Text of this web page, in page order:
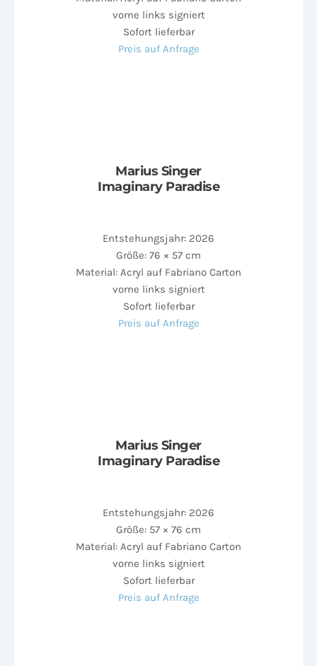
vorne links signiert
Sofort lieferbar
Preis auf Anfrage
Marius Singer
Imaginary Paradise
Entstehungsjahr: 2026
Größe: 76 × 57 cm
Material: Acryl auf Fabriano Carton
vorne links signiert
Sofort lieferbar
Preis auf Anfrage
Marius Singer
Imaginary Paradise
Entstehungsjahr: 2026
Größe: 57 × 76 cm
Material: Acryl auf Fabriano Carton
vorne links signiert
Sofort lieferbar
Preis auf Anfrage